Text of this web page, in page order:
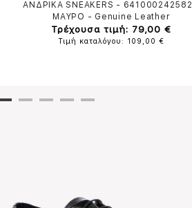
ΑΝΔΡΙΚΑ SNEAKERS - 641000242582
ΜΑΥΡΟ - Genuine Leather
Τρέχουσα τιμή: 79,00 €
Τιμή καταλόγου: 109,00 €